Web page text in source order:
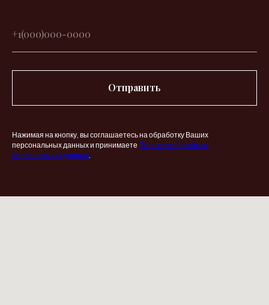
Отправить
Нажимая на кнопку, вы соглашаетесь на обработку Ваших
персональных данных и принимаете Политику обработки
персональных данных.